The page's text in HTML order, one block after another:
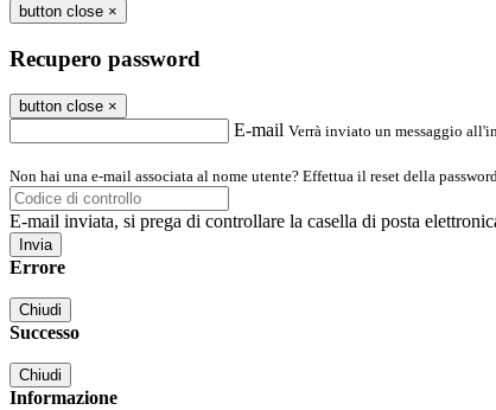
button close ×
Recupero password
button close ×
E-mail Verrà inviato un messaggio
Non hai una e-mail associata al nome utente? Effettua il reset della
E-mail inviata, si prega di controllare la casella di posta
Errore
Chiudi
Successo
Chiudi
Informazione